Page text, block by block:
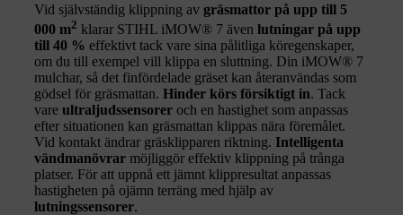
Vid självständig klippning av gräsmattor på upp till 5
000 m2 klarar STIHL iMOW® 7 även lutningar på upp
till 40 % effektivt tack vare sina pålitliga köregenskaper,
om du till exempel vill klippa en sluttning. Din iMOW® 7
mulchar, så det finfördelade gräset kan återanvändas som
gödsel för gräsmattan. Hinder körs försiktigt in. Tack
vare ultraljudssensorer och en hastighet som anpassas
efter situationen kan gräsmattan klippas nära föremålet.
Vid kontakt ändrar gräsklipparen riktning. Intelligenta
vändmanövrar möjliggör effektiv klippning på trånga
platser. För att uppnå ett jämnt klippresultat anpassas
hastigheten på ojämn terräng med hjälp av
lutningssensorer.